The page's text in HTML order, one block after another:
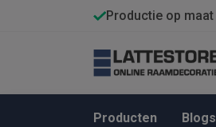
Productie op maat
Producten Blogs